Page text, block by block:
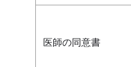
医師の同意書